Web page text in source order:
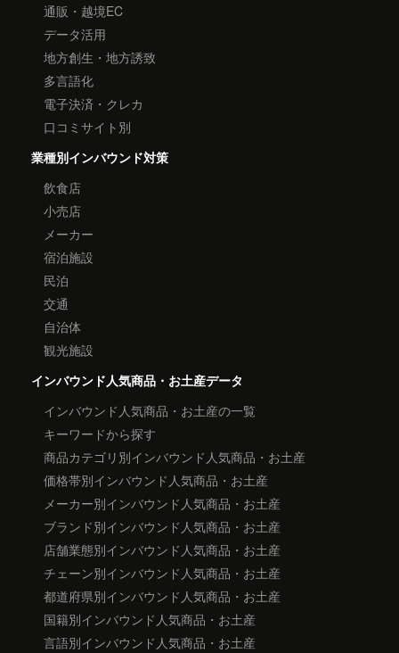
通販・越境EC
データ活用
地方創生・地方誘致
多言語化
電子決済・クレカ
口コミサイト別
業種別インバウンド対策
飲食店
小売店
メーカー
宿泊施設
民泊
交通
自治体
観光施設
インバウンド人気商品・お土産データ
インバウンド人気商品・お土産の一覧
キーワードから探す
商品カテゴリ別インバウンド人気商品・お土産
価格帯別インバウンド人気商品・お土産
メーカー別インバウンド人気商品・お土産
ブランド別インバウンド人気商品・お土産
店舗業態別インバウンド人気商品・お土産
チェーン別インバウンド人気商品・お土産
都道府県別インバウンド人気商品・お土産
国籍別インバウンド人気商品・お土産
言語別インバウンド人気商品・お土産